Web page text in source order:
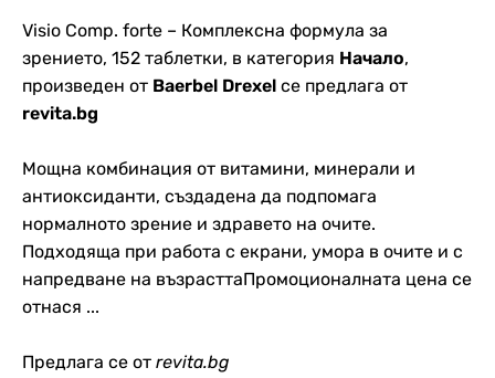
Visio Comp. forte – Комплексна формула за
зрението, 152 таблетки, в категория Начало,
произведен от Baerbel Drexel се предлага от
revita.bg
Мощна комбинация от витамини, минерали и
антиоксиданти, създадена да подпомага
нормалното зрение и здравето на очите.
Подходяща при работа с екрани, умора в очите и с
напредване на възрасттаПромоционалната цена се
отнася ...
Предлага се от revita.bg